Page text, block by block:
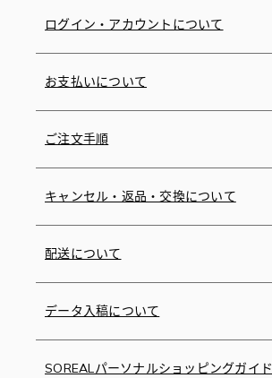
ログイン・アカウントについて
お支払いについて
ご注文手順
キャンセル・返品・交換について
配送について
データ入稿について
SOREALパーソナルショッピングガイド